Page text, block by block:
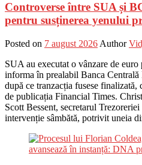
Controverse între SUA și
pentru susținerea yenului
Posted on 7 august 2026 Author
SUA au executat o vânzare de
informa în prealabil Banca Centrală
după ce tranzacția fusese
de publicația Financial Times.
Scott Bessent, secretarul
intervenție sâmbătă, potrivit uneia